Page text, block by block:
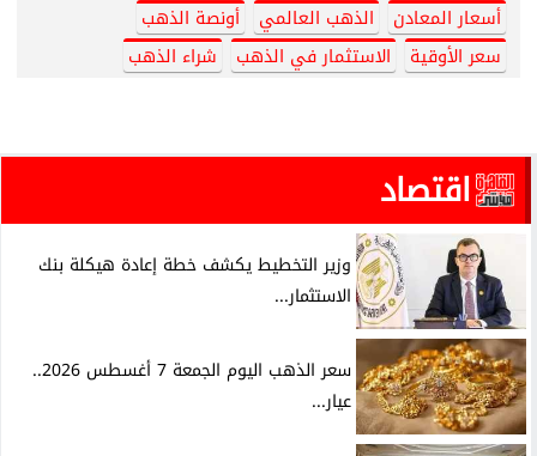
أسعار المعادن
الذهب العالمي
أونصة الذهب
سعر الأوقية
الاستثمار في الذهب شراء الذهب
اقتصاد
وزير التخطيط يكشف خطة إعادة هيكلة بنك
الاستثمار...
سعر الذهب اليوم الجمعة 7 أغسطس 2026..
عيار...